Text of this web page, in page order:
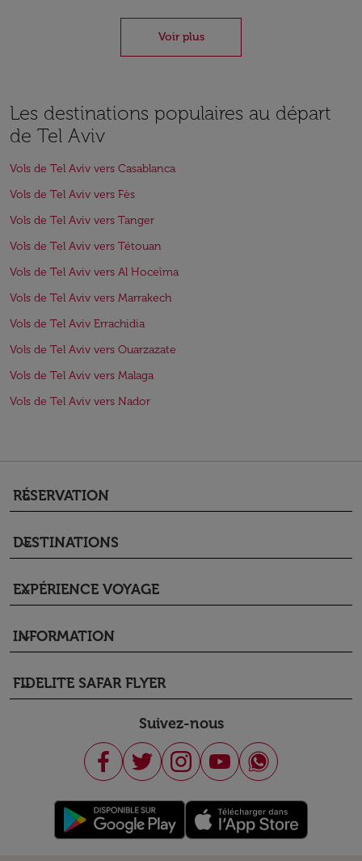
Voir plus
Les destinations populaires au départ
de Tel Aviv
Vols de Tel Aviv vers Casablanca
Vols de Tel Aviv vers Fès
Vols de Tel Aviv vers Tanger
Vols de Tel Aviv vers Tétouan
Vols de Tel Aviv vers Al Hoceïma
Vols de Tel Aviv vers Marrakech
Vols de Tel Aviv Errachidia
Vols de Tel Aviv vers Ouarzazate
Vols de Tel Aviv vers Malaga
Vols de Tel Aviv vers Nador
RÉSERVATION
keyboard_arrow_down
DESTINATIONS
keyboard_arrow_down
EXPÉRIENCE VOYAGE
keyboard_arrow_down
INFORMATION
keyboard_arrow_down
FIDELITE SAFAR FLYER
keyboard_arrow_down
Suivez-nous